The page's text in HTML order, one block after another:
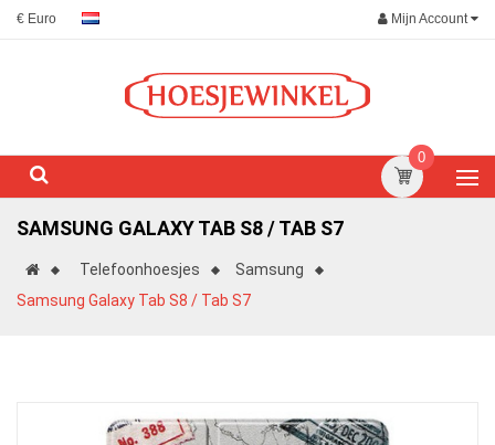
€ Euro Mijn Account
0
SAMSUNG GALAXY TAB S8 / TAB S7
Telefoonhoesjes
Samsung
Samsung Galaxy Tab S8 / Tab S7